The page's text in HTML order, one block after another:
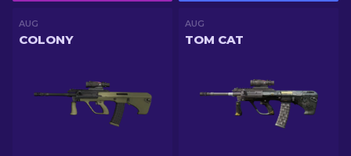
AUG
COLONY
AUG
TOM CAT